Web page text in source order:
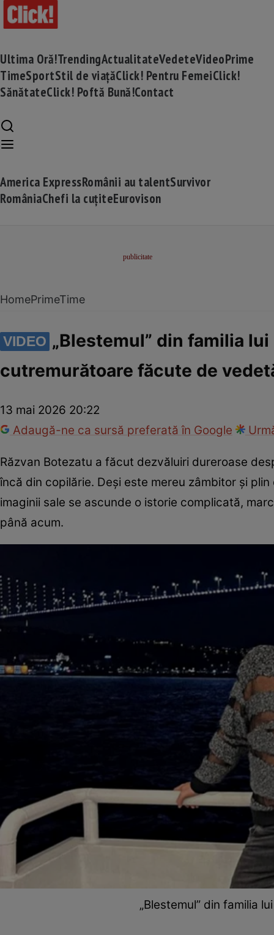
Ultima Oră!TrendingActualitateVedeteVideoPrime
TimeSportStil de viațăClick! Pentru FemeiClick!
SănătateClick! Poftă Bună!Contact
America ExpressRomânii au talentSurvivor
RomâniaChefi la cuțiteEurovison
HomePrimeTime
VIDEO „Blestemul” din familia
cutremurătoare făcute de
13 mai 2026 20:22
Adaugă-ne ca sursă preferată în Google
Răzvan Botezatu a făcut dezvăluiri dureroase
încă din copilărie. Deși este mereu zâmbitor și
imaginii sale se ascunde o istorie complicată,
până acum.
„Blestemul” din familia